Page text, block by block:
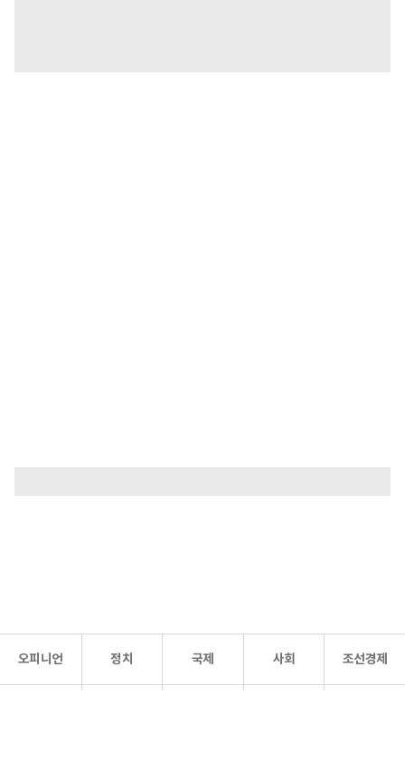
오피니언 정치 국제 사회 조선경제